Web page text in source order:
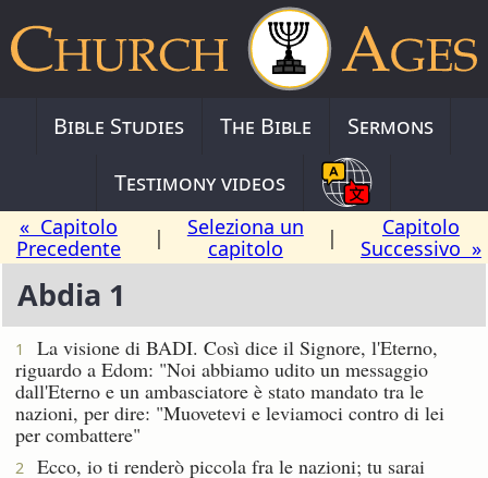
Bible Studies The Bible
Sermons
Testimony videos
« Capitolo
Precedente
|
Seleziona un
capitolo
|
Capitolo
Successivo »
Abdia 1
1
La visione di BADI. Così dice il Signore, l'Eterno,
riguardo a Edom: "Noi abbiamo udito un messaggio
dall'Eterno e un ambasciatore è stato mandato tra le
nazioni, per dire: "Muovetevi e leviamoci contro di lei
per combattere"
2
Ecco, io ti renderò piccola fra le nazioni; tu sarai